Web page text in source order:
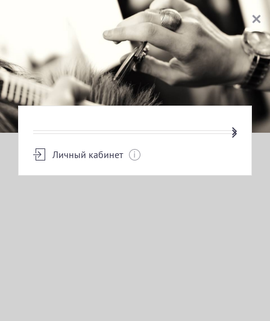
Личный кабинет
ВЫБОР УСЛУГИ